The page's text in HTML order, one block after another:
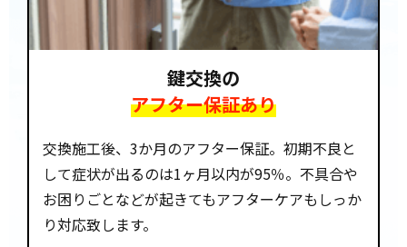
鍵交換の
アフター保証あり
交換施工後、3か月のアフター保証。初期不良と
して症状が出るのは1ヶ月以内が95％。不具合や
お困りごとなどが起きてもアフターケアもしっか
り対応致します。